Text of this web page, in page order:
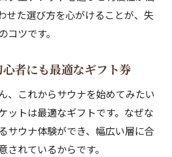
せた選び方を心がけることが、失
ツです。
者にも最適なギフト券
、これからサウナを始めてみたい
ットは最適なギフトです。なぜな
サウナ体験ができ、幅広い層に合
れているからです。